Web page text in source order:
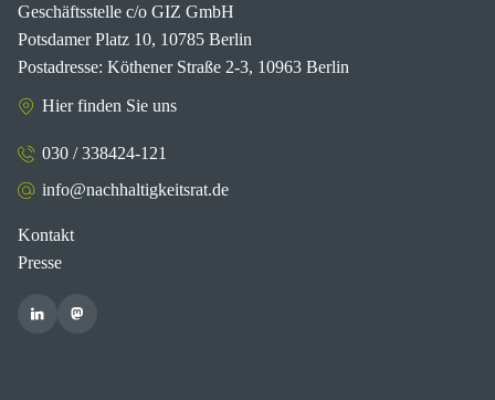
Geschäftsstelle c/o GIZ GmbH
Potsdamer Platz 10, 10785 Berlin
Postadresse: Köthener Straße 2-3, 10963 Berlin
Hier finden Sie uns
030 / 338424-121
info@nachhaltigkeitsrat.de
Kontakt
Presse